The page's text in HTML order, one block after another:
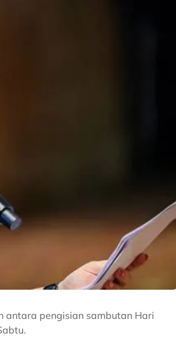
antara pengisian sambutan Hari